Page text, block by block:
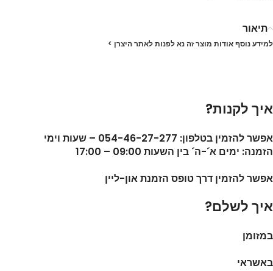
תיאור
למידע נוסף אודות מוצר זה נא לפנות לאתר היצרן >
איך לקנות?
אפשר להזמין בטלפון: 054-46-27-277 – שעות וימי
הזמנה: ימים א´-ה´ בין השעות 09:00 – 17:00
אפשר להזמין דרך טופס הזמנת און-ליין
איך לשלם?
במזומן
באשראי